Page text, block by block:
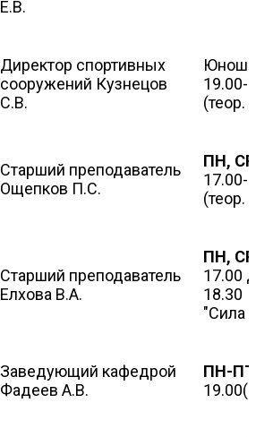
Е.В.
Директор спортивных
сооружений Кузнецов
С.В.
19.00-
(теор.
Старший преподаватель
Ощепков П.С.
ПН,
17.00-
(теор.
Старший преподаватель
Елхова В.А.
ПН,
17.00
18.30
"Сила
Заведующий кафедрой
Фадеев А.В.
ПН-ПТ